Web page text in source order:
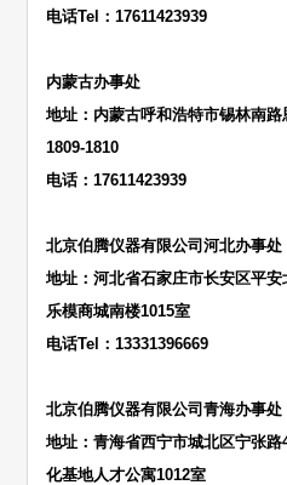
电话Tel：17611423939
内蒙古办事处
地址：内蒙古呼和浩特市锡林南路
1809-1810
电话：17611423939
北京伯腾仪器有限公司河北办事处
地址：河北省石家庄市长安区平安
乐模商城南楼1015室
电话Tel：13331396669
北京伯腾仪器有限公司青海办事处
地址：青海省西宁市城北区宁张路
化基地人才公寓1012室